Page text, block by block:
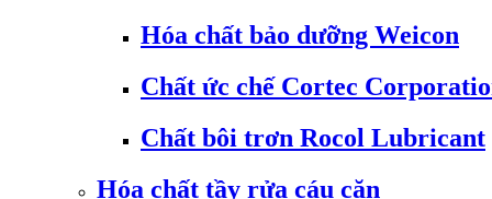
Hóa chất bảo dưỡng Weicon
Chất ức chế Cortec
Chất bôi trơn Rocol Lubricant
Hóa chất tầy rửa cáu cặn